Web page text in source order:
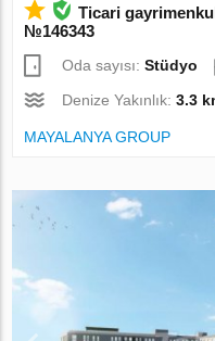
Ticari
№146343
Oda sayısı:Stüdyo
Denize Yakınlık:3.3
MAYALANYA GROUP